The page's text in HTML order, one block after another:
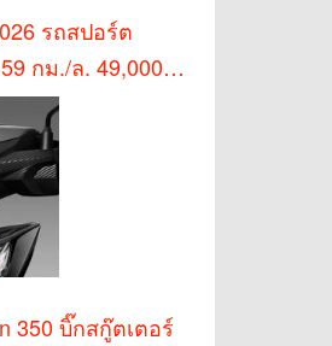
รถสปอร์ต
กม./ล. 49,000
350 บิ๊กสกู๊ตเตอร์